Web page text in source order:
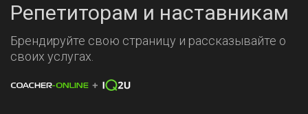
Репетиторам и наставникам
Брендируйте свою страницу и рассказывайте о
своих услугах.